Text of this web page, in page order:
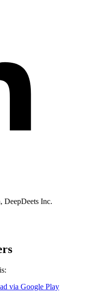
DeepDeets Inc.